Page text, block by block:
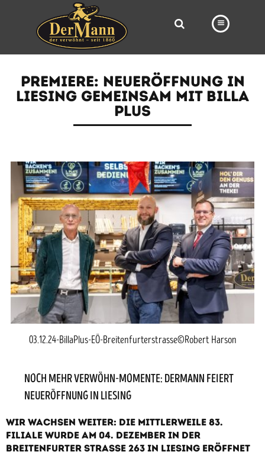
FILIALEN
BÄCKEREI
VORBESTELLUNG
NEWS
KARRIERE
VIDEOS
PREMIERE: NEUERÖFFNUNG IN
LIESING GEMEINSAM MIT BILLA
PLUS
03.12.24-BillaPlus-EÖ-Breitenfurterstrasse©Robert Harson
NOCH MEHR VERWÖHN-MOMENTE: DERMANN FEIERT
NEUERÖFFNUNG IN LIESING
Wir wachsen weiter: Die mittlerweile 83.
Filiale wurde am 04. Dezember in der
Breitenfurter Strasse 263 in Liesing eröffnet